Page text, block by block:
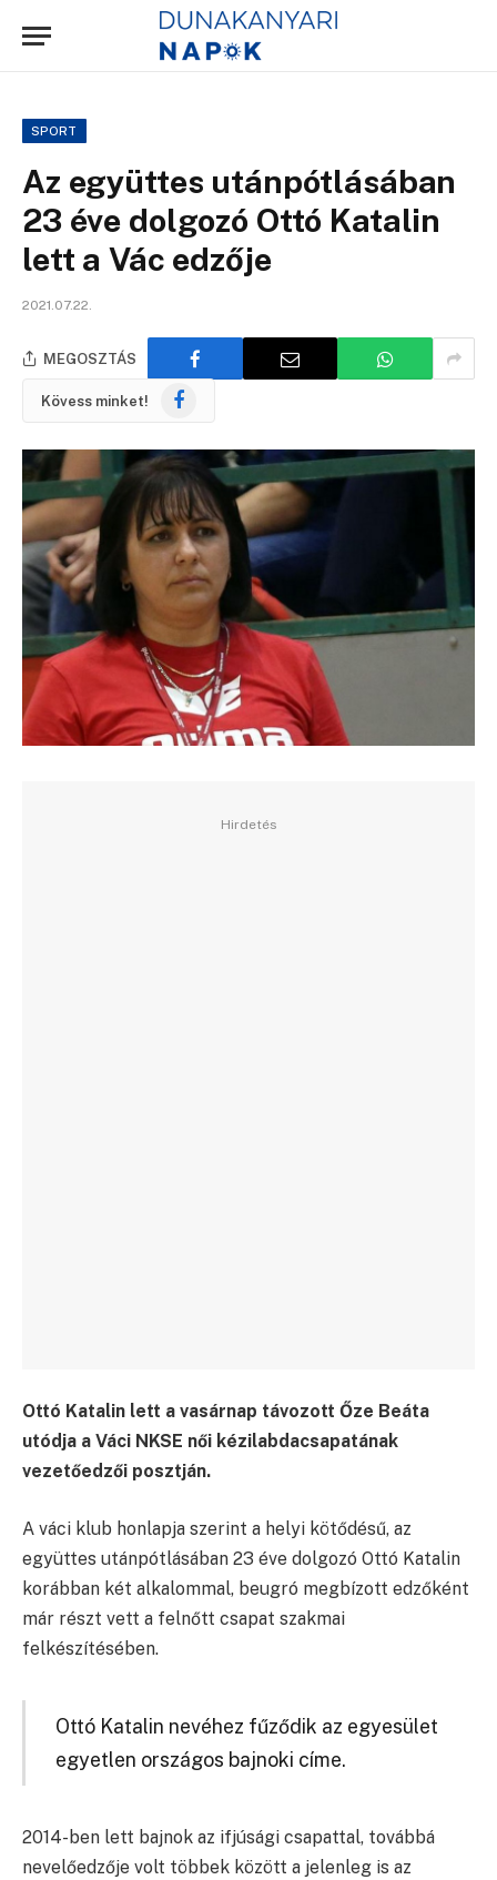
SPORT
Az együttes utánpótlásában
23 éve dolgozó Ottó Katalin
lett a Vác edzője
2021.07.22.
MEGOSZTÁS
Kövess minket! Facebook
Hirdetés
Ottó Katalin lett a vasárnap távozott Őze Beáta
utódja a Váci NKSE női kézilabdacsapatának
vezetőedzői posztján.
A váci klub honlapja szerint a helyi kötődésű, az
együttes utánpótlásában 23 éve dolgozó Ottó Katalin
korábban két alkalommal, beugró megbízott edzőként
már részt vett a felnőtt csapat szakmai
felkészítésében.
Ottó Katalin nevéhez fűződik az egyesület
egyetlen országos bajnoki címe.
2014-ben lett bajnok az ifjúsági csapattal, továbbá
nevelőedzője volt többek között a jelenleg is az